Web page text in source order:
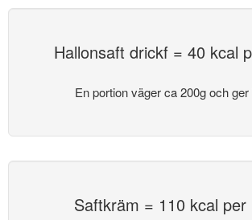
Hallonsaft drickf = 40 kcal
En portion väger ca 200g och
Saftkräm = 110 kcal per